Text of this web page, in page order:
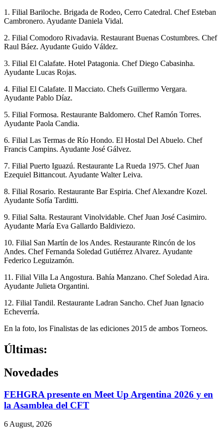
1. Filial Bariloche. Brigada de Rodeo, Cerro Catedral. Chef Esteban
Cambronero. Ayudante Daniela Vidal.
2. Filial Comodoro Rivadavia. Restaurant Buenas Costumbres. Chef
Raul Báez. Ayudante Guido Váldez.
3. Filial El Calafate. Hotel Patagonia. Chef Diego Cabasinha.
Ayudante Lucas Rojas.
4. Filial El Calafate. Il Macciato. Chefs Guillermo Vergara.
Ayudante Pablo Díaz.
5. Filial Formosa. Restaurante Baldomero. Chef Ramón Torres.
Ayudante Paola Candia.
6. Filial Las Termas de Río Hondo. El Hostal Del Abuelo. Chef
Francis Campins. Ayudante José Gálvez.
7. Filial Puerto Iguazú. Restaurante La Rueda 1975. Chef Juan
Ezequiel Bittancout. Ayudante Walter Leiva.
8. Filial Rosario. Restaurante Bar Espiria. Chef Alexandre Kozel.
Ayudante Sofía Tarditti.
9. Filial Salta. Restaurant Vinolvidable. Chef Juan José Casimiro.
Ayudante María Eva Gallardo Baldiviezo.
10. Filial San Martín de los Andes. Restaurante Rincón de los
Andes. Chef Fernanda Soledad Gutiérrez Alvarez. Ayudante
Federico Leguizamón.
11. Filial Villa La Angostura. Bahía Manzano. Chef Soledad Aira.
Ayudante Julieta Organtini.
12. Filial Tandil. Restaurante Ladran Sancho. Chef Juan Ignacio
Echeverría.
En la foto, los Finalistas de las ediciones 2015 de ambos Torneos.
Últimas:
Novedades
FEHGRA presente en Meet Up Argentina 2026 y en
la Asamblea del CFT
6 August, 2026